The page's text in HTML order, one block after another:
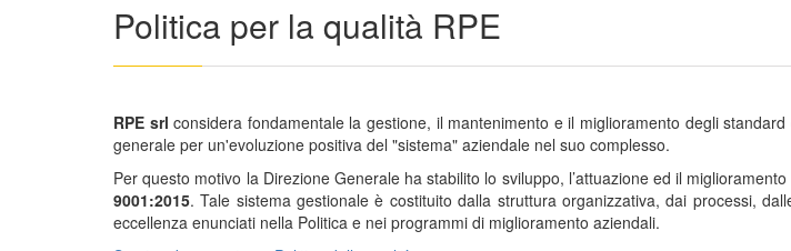
Politica per la qualità RPE
RPE srl considera fondamentale la gestione, il mantenimento e il miglioramento degli
generale per un'evoluzione positiva del "sistema" aziendale nel suo complesso.
Per questo motivo la Direzione Generale ha stabilito lo sviluppo, l’attuazione ed il
9001:2015. Tale sistema gestionale è costituito dalla struttura organizzativa, dai processi,
eccellenza enunciati nella Politica e nei programmi di miglioramento aziendali.